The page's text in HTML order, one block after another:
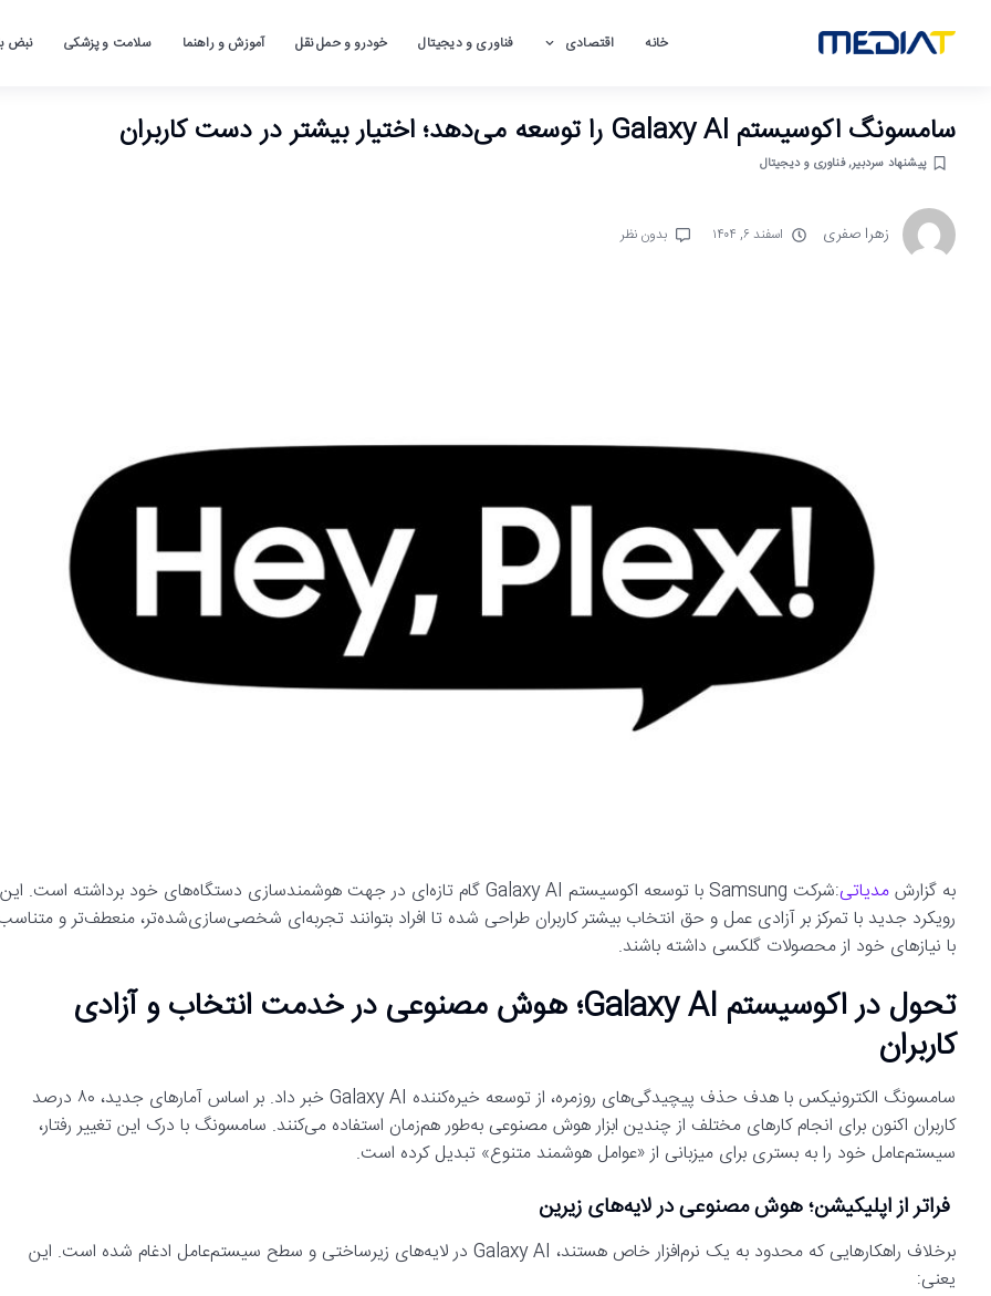
خانه اقتصادی فناوری و دیجیتال خودرو و حمل نقل آموزش و راهنما سلامت و پزشکی نبض
سامسونگ اکوسیستم Galaxy AI را توسعه می‌دهد؛ اختیار بیشتر در دست کاربران
پیشنهاد سردبیر,فناوری و دیجیتال
زهرا صفری اسفند ۶, ۱۴۰۴ بدون نظر
به گزارشمدیاتی
:شرکت Samsung با توسعه اکوسیستم Galaxy AI گام تازه‌ای در جهت هوشمندسازی دستگاه‌های خود برداشته است. این
رویکرد جدید با تمرکز بر آزادی عمل و حق انتخاب بیشتر کاربران طراحی شده تا افراد بتوانند تجربه‌ای شخصی‌سازی‌شده‌تر، منعطف‌تر و
با نیازهای خود از محصولات گلکسی داشته باشند.
تحول در اکوسیستم Galaxy AI؛ هوش مصنوعی در خدمت انتخاب و آزادی
کاربران
سامسونگ الکترونیکس با هدف حذف پیچیدگی‌های روزمره، از توسعه خیره‌کننده Galaxy AI خبر داد. بر اساس آمارهای جدید، ۸۰ درصد
کاربران اکنون برای انجام کارهای مختلف از چندین ابزار هوش مصنوعی به‌طور هم‌زمان استفاده می‌کنند. سامسونگ با درک این تغییر رفتار،
سیستم‌عامل خود را به بستری برای میزبانی از «عوامل هوشمند متنوع» تبدیل کرده است.
فراتر از اپلیکیشن؛ هوش مصنوعی در لایه‌های زیرین
برخلاف راهکارهایی که محدود به یک نرم‌افزار خاص هستند، Galaxy AI در لایه‌های زیرساختی و سطح سیستم‌عامل ادغام شده است. این
یعنی: